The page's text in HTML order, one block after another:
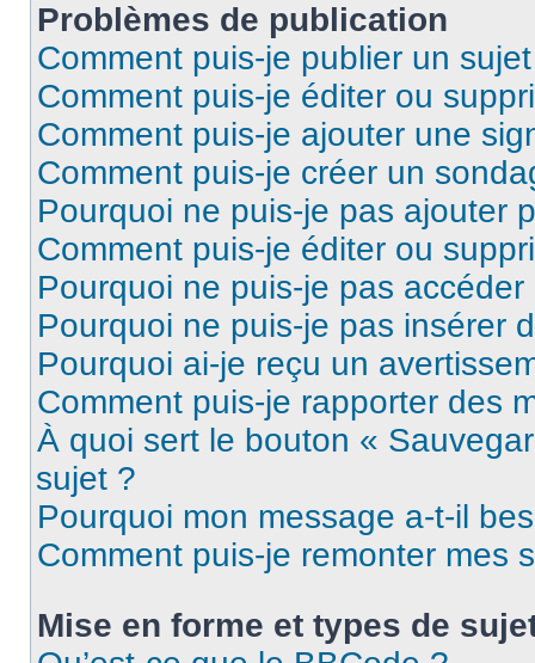
Problèmes de publication
Comment puis-je publier un
Comment puis-je éditer ou
Comment puis-je ajouter une
Comment puis-je créer un
Pourquoi ne puis-je pas ajouter
Comment puis-je éditer ou
Pourquoi ne puis-je pas
Pourquoi ne puis-je pas insérer
Pourquoi ai-je reçu un
Comment puis-je rapporter des
À quoi sert le bouton «
sujet ?
Pourquoi mon message a-t-il
Comment puis-je remonter mes
Mise en forme et types de